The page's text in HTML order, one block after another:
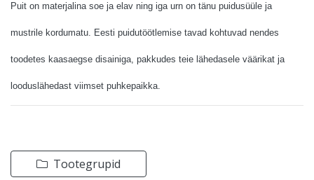
Puit on materjalina soe ja elav ning iga urn on tänu puidusüüle ja
mustrile kordumatu. Eesti puidutöötlemise tavad kohtuvad nendes
toodetes kaasaegse disainiga, pakkudes teie lähedasele väärikat ja
looduslähedast viimset puhkepaikka.
Tootegrupid